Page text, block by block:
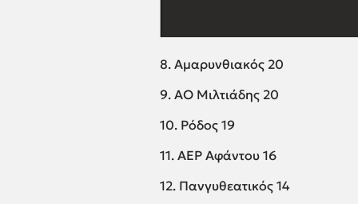
8. Αμαρυνθιακός 20
9. ΑΟ Μιλτιάδης 20
10. Ρόδος 19
11. ΑΕΡ Αφάντου 16
12. Πανγυθεατικός 14